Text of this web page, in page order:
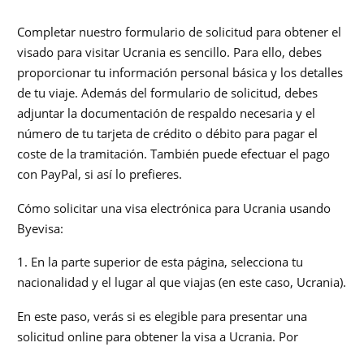
Completar nuestro formulario de solicitud para obtener el
visado para visitar Ucrania es sencillo. Para ello, debes
proporcionar tu información personal básica y los detalles
de tu viaje. Además del formulario de solicitud, debes
adjuntar la documentación de respaldo necesaria y el
número de tu tarjeta de crédito o débito para pagar el
coste de la tramitación. También puede efectuar el pago
con PayPal, si así lo prefieres.
Cómo solicitar una visa electrónica para Ucrania usando
Byevisa:
1. En la parte superior de esta página, selecciona tu
nacionalidad y el lugar al que viajas (en este caso, Ucrania).
En este paso, verás si es elegible para presentar una
solicitud online para obtener la visa a Ucrania. Por